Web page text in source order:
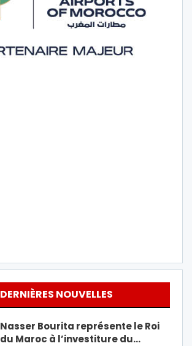
DERNIÈRES NOUVELLES
Nasser Bourita représente le Roi
du Maroc à l’investiture du…